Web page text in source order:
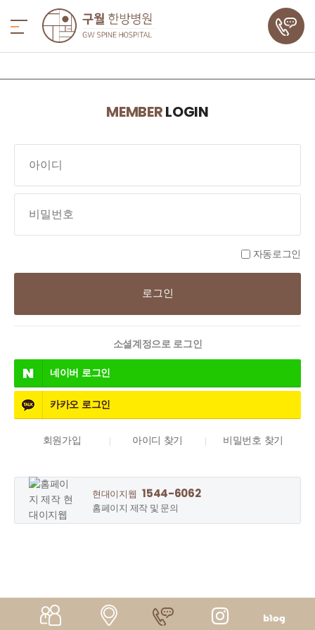
MEMBERLOGIN
자동로그인
소셜계정으로 로그인
네이버 로그인
카카오 로그인
회원가입 아이디 찾기 비밀번호 찾기
현대이지웹 1544-6062
홈페이지 제작 및 문의